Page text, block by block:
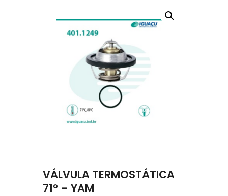
VÁLVULA TERMOSTÁTICA
71° – YAM